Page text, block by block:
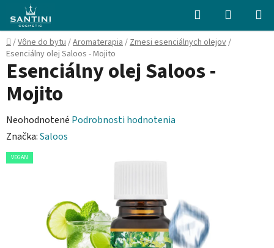
Prejsť
obsah
Hľadať
KOŠÍK
Domov
/Vône do bytu/Aromaterapia/Zmesi esenciálnych olejov/
Esenciálny olej Saloos - Mojito
Esenciálny olej Saloos -
Mojito
Priemerné
hodnotenie
produktu
hviezdičiek.
Neohodnotené Podrobnosti hodnotenia
Značka:Saloos
VEGAN